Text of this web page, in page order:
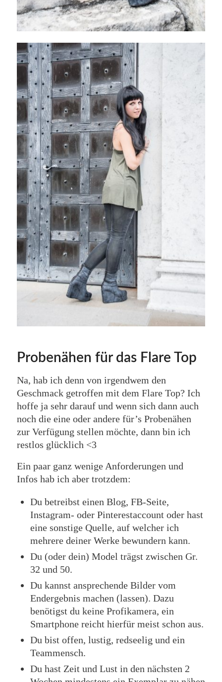
Probenähen für das Flare Top
Na, hab ich denn von irgendwem den
Geschmack getroffen mit dem Flare Top? Ich
hoffe ja sehr darauf und wenn sich dann auch
noch die eine oder andere für’s Probenähen
zur Verfügung stellen möchte, dann bin ich
restlos glücklich <3
Ein paar ganz wenige Anforderungen und
Infos hab ich aber trotzdem:
Du betreibst einen Blog, FB-Seite,
Instagram- oder Pinterestaccount oder hast
eine sonstige Quelle, auf welcher ich
mehrere deiner Werke bewundern kann.
Du (oder dein) Model trägst zwischen Gr.
32 und 50.
Du kannst ansprechende Bilder vom
Endergebnis machen (lassen). Dazu
benötigst du keine Profikamera, ein
Smartphone reicht hierfür meist schon aus.
Du bist offen, lustig, redseelig und ein
Teammensch.
Du hast Zeit und Lust in den nächsten 2